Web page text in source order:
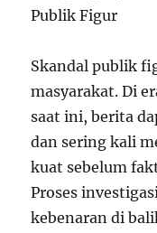
Publik Figur
Skandal publik
masyarakat. Di
saat ini, berita
dan sering kali
kuat sebelum
Proses
kebenaran di